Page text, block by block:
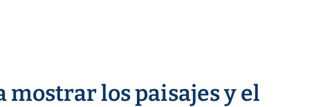
mostrar los paisajes y el